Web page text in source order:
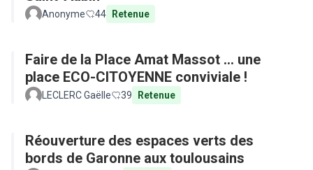
Anonyme 44 Retenue
Faire de la Place Amat Massot ... une
place ECO-CITOYENNE conviviale !
LECLERC Gaëlle 39 Retenue
Réouverture des espaces verts des
bords de Garonne aux toulousains